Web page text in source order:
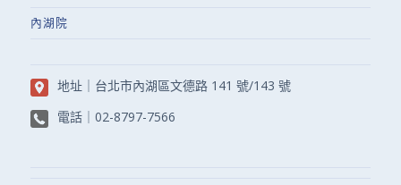
內湖院
地址｜ 台北市內湖區文德路 141 號/143 號
電話｜ 02-8797-7566